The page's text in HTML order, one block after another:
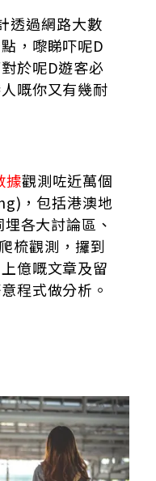
透過網路大數
，嚟睇吓呢D
於呢D遊客必
嘅你又有幾耐
據觀測咗近萬個
，包括港澳地
各大討論區、
梳觀測，攞到
億嘅文章及留
程式做分析。